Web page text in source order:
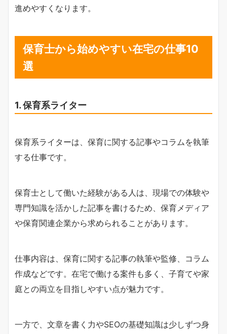
進めやすくなります。
保育士から始めやすい在宅の仕事10
選
1. 保育系ライター
保育系ライターは、保育に関する記事やコラムを執筆
する仕事です。
保育士として働いた経験がある人は、現場での体験や
専門知識を活かした記事を書けるため、保育メディア
や保育関連企業から求められることがあります。
仕事内容は、保育に関する記事の執筆や監修、コラム
作成などです。在宅で働ける案件も多く、子育てや家
庭との両立を目指しやすい点が魅力です。
一方で、文章を書く力やSEOの基礎知識は少しずつ身